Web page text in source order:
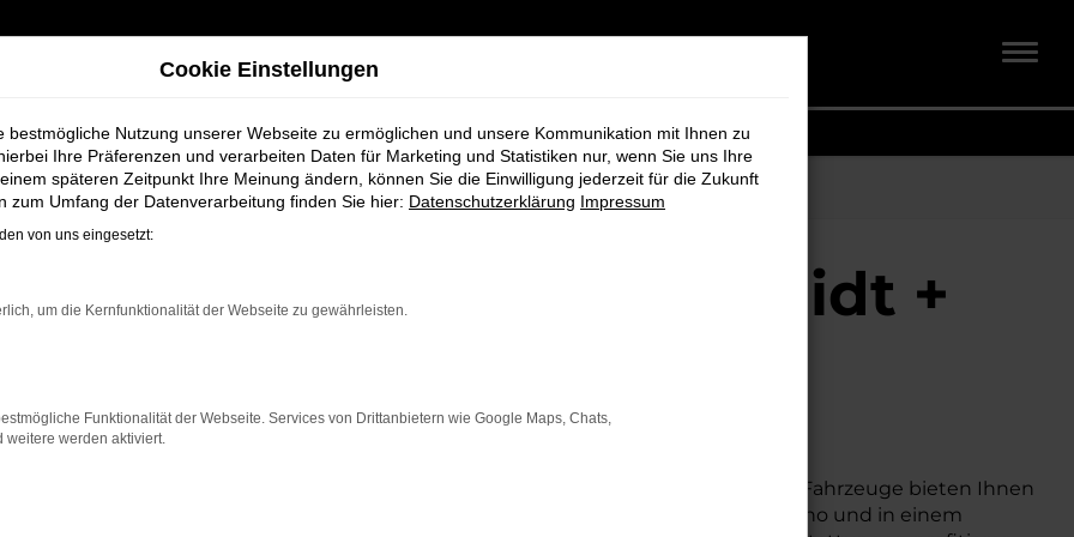
Koch
für Oldenburg bei Schmidt +
Oldenburg ein nahezu neues Fahrzeug zu einem attraktiven Preis suchen. Diese Fahrzeuge bieten Ihnen
zu deutlich günstigeren Konditionen. Mit nur wenigen Kilometern auf dem Tacho und in einem
Cookie Einstellungen
bestmögliche Nutzung unserer Webseite zu ermöglichen und unsere Kommunikation mit Ihnen zu
Ihre Präferenzen und verarbeiten Daten für Marketing und Statistiken nur, wenn Sie uns Ihre
späteren Zeitpunkt Ihre Meinung ändern, können Sie die Einwilligung jederzeit für die Zukunft
zum Umfang der Datenverarbeitung finden Sie hier: Datenschutzerklärung Impressum
von uns eingesetzt:
um die Kernfunktionalität der Webseite zu gewährleisten.
Funktionalität der Webseite. Services von Drittanbietern wie Google Maps, Chats,
weitere werden aktiviert.